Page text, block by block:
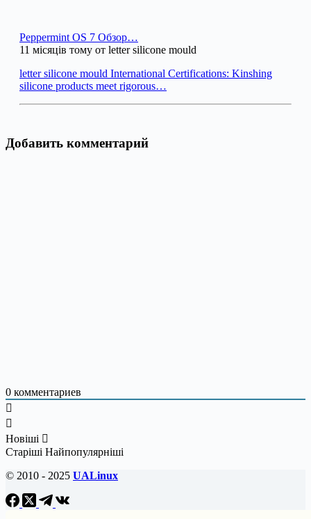
Peppermint OS 7 Обзор…
11 місяців тому от letter silicone mould
letter silicone mould International Certifications: Kinshing
silicone products meet rigorous…
Добавить комментарий
0 комментариев
Новіші
Старіші Найпопулярніші
© 2010 - 2025 UALinux